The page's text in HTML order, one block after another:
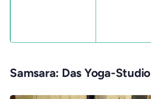
Samsara: Das Yoga-Studio